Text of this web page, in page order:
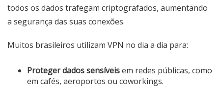
todos os dados trafegam criptografados, aumentando
a segurança das suas conexões.
Muitos brasileiros utilizam VPN no dia a dia para:
Proteger dados sensíveisem redes públicas, como
em cafés, aeroportos ou coworkings.